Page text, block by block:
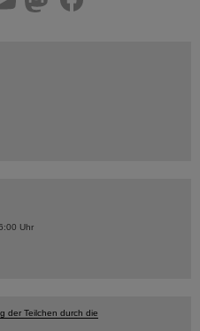
Uhr
der Teilchen durch die